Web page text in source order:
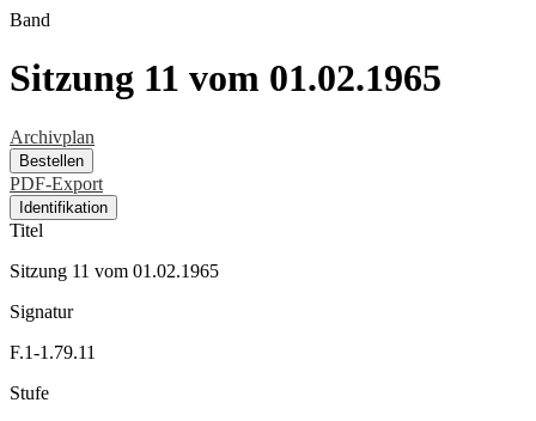
Band
Sitzung 11 vom 01.02.1965
Archivplan
Bestellen
PDF-Export
Identifikation
Titel
Sitzung 11 vom 01.02.1965
Signatur
F.1-1.79.11
Stufe